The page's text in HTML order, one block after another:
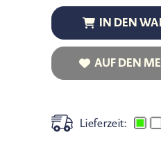
IN DEN
IN DEN
AUF DEN
AUF DEN
Lieferzeit: